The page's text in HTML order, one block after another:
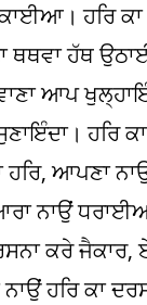
ਹਰਿ ਕਾ
ਥਥਵਾ ਹੱਥ
ਆਪ
ਹਰਿ
ਆਪਣਾ
ਨਾਉਂ
ਕਰੇ
ਹਰਿ ਕਾ